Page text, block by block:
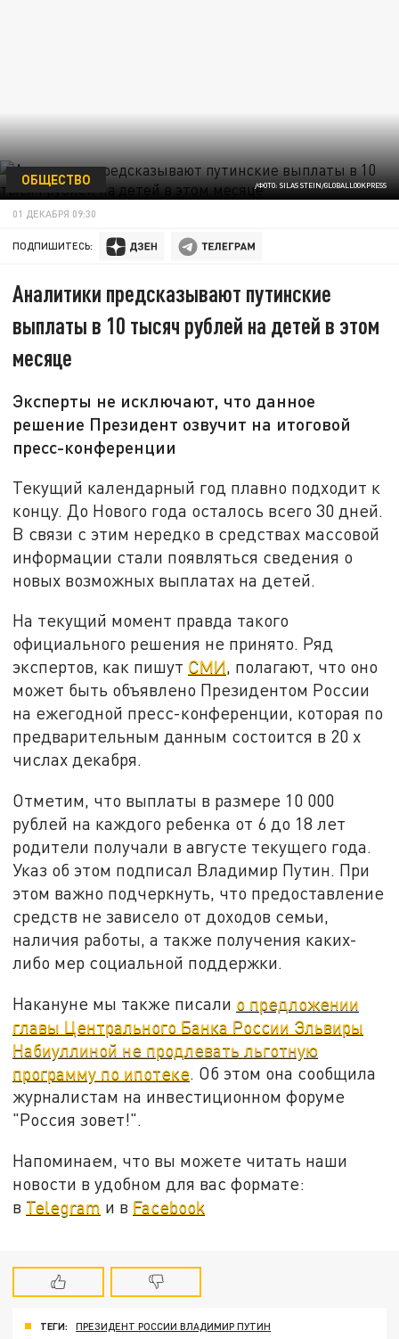
/ФОТО: SILAS STEIN/GLOBALLOOKPRESS
ОБЩЕСТВО
01 ДЕКАБРЯ 09:30
ПОДПИШИТЕСЬ:
Аналитики предсказывают путинские
выплаты в 10 тысяч рублей на детей в этом
месяце
Эксперты не исключают, что данное
решение Президент озвучит на итоговой
пресс-конференции
Текущий календарный год плавно подходит к
концу. До Нового года осталось всего 30 дней.
В связи с этим нередко в средствах массовой
информации стали появляться сведения о
новых возможных выплатах на детей.
На текущий момент правда такого
официального решения не принято. Ряд
экспертов, как пишут СМИ, полагают, что оно
может быть объявлено Президентом России
на ежегодной пресс-конференции, которая по
предварительным данным состоится в 20 х
числах декабря.
Отметим, что выплаты в размере 10 000
рублей на каждого ребенка от 6 до 18 лет
родители получали в августе текущего года.
Указ об этом подписал Владимир Путин. При
этом важно подчеркнуть, что предоставление
средств не зависело от доходов семьи,
наличия работы, а также получения каких-
либо мер социальной поддержки.
Накануне мы также писали о предложении
главы Центрального Банка России Эльвиры
Набиуллиной не продлевать льготную
программу по ипотеке. Об этом она сообщила
журналистам на инвестиционном форуме
"Россия зовет!".
Напоминаем, что вы можете читать наши
новости в удобном для вас формате:
в Telegram и в Facebook
ТЕГИ:
ПРЕЗИДЕНТ РОССИИ ВЛАДИМИР ПУТИН